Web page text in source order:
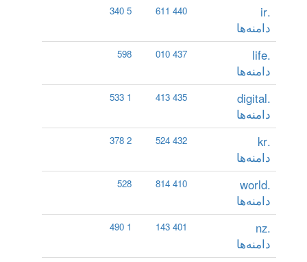
.ir
دامنه‌ها
440 611
5 340
.life
دامنه‌ها
437 010
598
.digital
دامنه‌ها
435 413
1 533
.kr
دامنه‌ها
432 524
2 378
.world
دامنه‌ها
410 814
528
.nz
دامنه‌ها
401 143
1 490